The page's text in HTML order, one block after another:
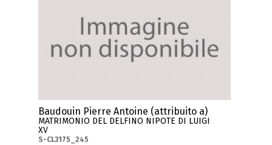
Baudouin Pierre Antoine (attribuito a)
MATRIMONIO DEL DELFINO NIPOTE DI LUIGI
XV
S-CL3175_245